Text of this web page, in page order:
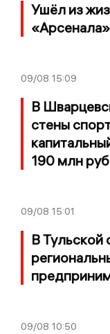
Ушёл из
09/08 15:09
В
стены
190 млн
09/08 15:01
В Тульской
09/08 10:50